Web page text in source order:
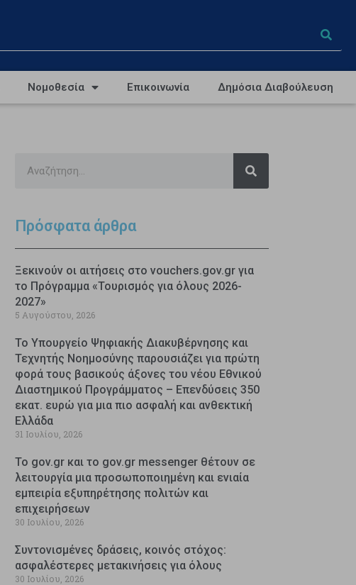
Νομοθεσία Επικοινωνία Δημόσια Διαβούλευση
Πρόσφατα άρθρα
Ξεκινούν οι αιτήσεις στο vouchers.gov.gr για
το Πρόγραμμα «Τουρισμός για όλους 2026-
2027»
5 Αυγούστου, 2026
Το Υπουργείο Ψηφιακής Διακυβέρνησης και
Τεχνητής Νοημοσύνης παρουσιάζει για πρώτη
φορά τους βασικούς άξονες του νέου Εθνικού
Διαστημικού Προγράμματος – Επενδύσεις 350
εκατ. ευρώ για μια πιο ασφαλή και ανθεκτική
Ελλάδα
31 Ιουλίου, 2026
Το gov.gr και το gov.gr messenger θέτουν σε
λειτουργία μια προσωποποιημένη και ενιαία
εμπειρία εξυπηρέτησης πολιτών και
επιχειρήσεων
30 Ιουλίου, 2026
Συντονισμένες δράσεις, κοινός στόχος:
ασφαλέστερες μετακινήσεις για όλους
30 Ιουλίου, 2026